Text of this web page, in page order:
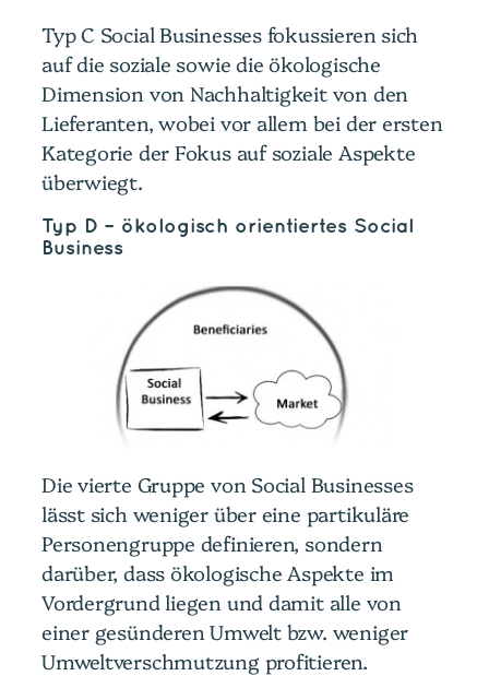
Typ C Social Businesses fokussieren sich
auf die soziale sowie die ökologische
Dimension von Nachhaltigkeit von den
Lieferanten, wobei vor allem bei der ersten
Kategorie der Fokus auf soziale Aspekte
überwiegt.
Typ D – ökologisch orientiertes Social
Business
Die vierte Gruppe von Social Businesses
lässt sich weniger über eine partikuläre
Personengruppe definieren, sondern
darüber, dass ökologische Aspekte im
Vordergrund liegen und damit alle von
einer gesünderen Umwelt bzw. weniger
Umweltverschmutzung profitieren.